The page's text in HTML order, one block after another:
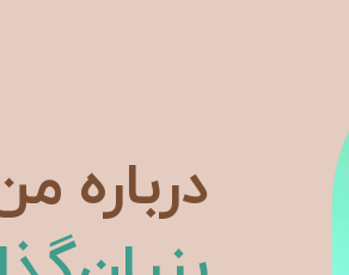
درباره